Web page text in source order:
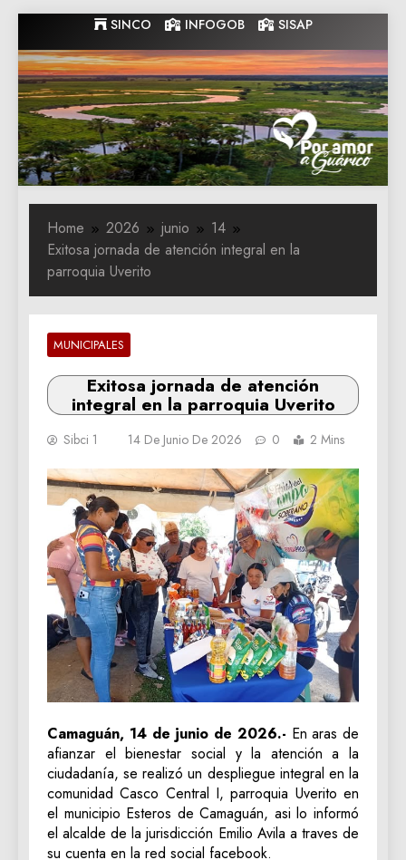
to
content
SINCO INFOGOB SISAP
Gobernacion
de Guarico
Gobernacion de Guarico
Home 2026 junio
14
Exitosa jornada de atención integral en la
parroquia Uverito
MUNICIPALES
Exitosa jornada de atención
integral en la parroquia Uverito
Sibci 1 14 De Junio De 2026 0 2 Mins
Camaguán, 14 de junio de 2026.- En aras de
afianzar el bienestar social y la atención a la
ciudadanía, se realizó un despliegue integral en la
comunidad Casco Central I, parroquia Uverito en
el municipio Esteros de Camaguán, asi lo informó
el alcalde de la jurisdicción Emilio Avila a traves de
su cuenta en la red social facebook.